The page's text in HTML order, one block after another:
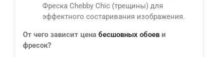
Фреска Chebby Chic (трещины) для
эффектного состаривания изображения.
От чего зависит цена бесшовных обоеви
фресок?